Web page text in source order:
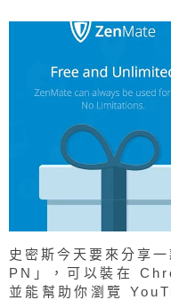
史密斯今天要來分享
PN」，可以裝在
並能幫助你瀏覽